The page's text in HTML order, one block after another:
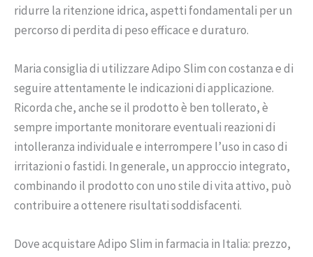
ridurre la ritenzione idrica, aspetti fondamentali per un
percorso di perdita di peso efficace e duraturo.
Maria consiglia di utilizzare Adipo Slim con costanza e di
seguire attentamente le indicazioni di applicazione.
Ricorda che, anche se il prodotto è ben tollerato, è
sempre importante monitorare eventuali reazioni di
intolleranza individuale e interrompere l’uso in caso di
irritazioni o fastidi. In generale, un approccio integrato,
combinando il prodotto con uno stile di vita attivo, può
contribuire a ottenere risultati soddisfacenti.
Dove acquistare Adipo Slim in farmacia in Italia: prezzo,